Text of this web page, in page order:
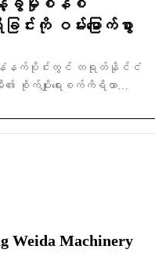
န့်ခွဲမှုစနစ်
ကို ဝမ်းမြောက်စွာ
နံနက်ပိုင်းတွင် တရုတ်နိုင်ငံ
စိုက်ပျိုးရေးစက်ကိရိယာ
Industrial Co., Ltd.
င်းကာ “ သဘာဝရာဘာပြုပြင်
ဆန်းသစ်
း သဘောတူညီချက်လက်မှတ်ရေးထိုး
Weida Machinery